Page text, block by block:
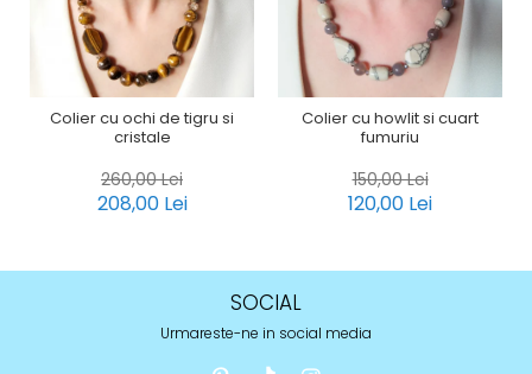
Colier cu ochi de tigru si
cristale
260,00 Lei
208,00 Lei
Colier cu howlit si cuart
fumuriu
150,00 Lei
120,00 Lei
SOCIAL
Urmareste-ne in social media